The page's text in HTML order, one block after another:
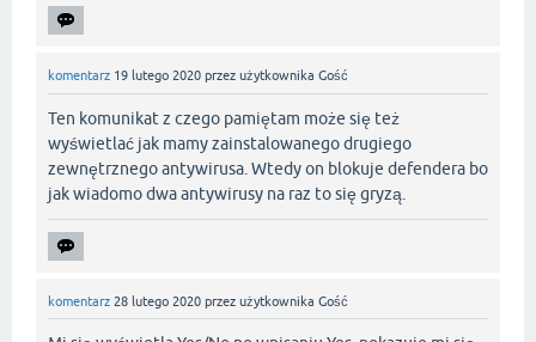
komentarz 19 lutego 2020 przez użytkownika Gość
Ten komunikat z czego pamiętam może się też
wyświetlać jak mamy zainstalowanego drugiego
zewnętrznego antywirusa. Wtedy on blokuje defendera bo
jak wiadomo dwa antywirusy na raz to się gryzą.
komentarz 28 lutego 2020 przez użytkownika Gość